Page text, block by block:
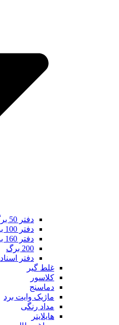
دفتر 50 برگ
دفتر 100 برگ
دفتر 160 برگ
200 برگ
دفتر اسناد
غلط گیر
کلاسور
دماسنج
ماژیک وایت برد
مداد رنگی
هایلایتر